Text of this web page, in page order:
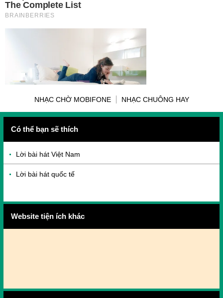
NHẠC CHỜ MOBIFONE NHẠC CHUÔNG HAY
Có thể bạn sẽ thích
Lời bài hát Việt Nam
Lời bài hát quốc tế
Website tiện ích khác